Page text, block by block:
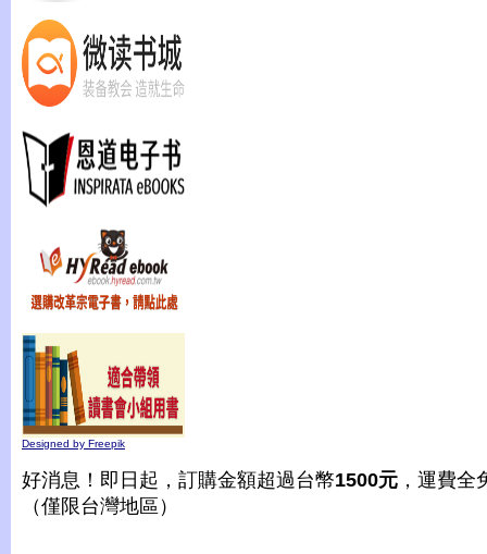
Designed by Freepik
好消息！即日起，訂購金額超過台幣1500元 ，運費全
（僅限台灣地區）